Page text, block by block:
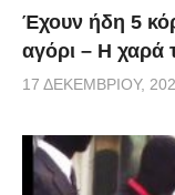
Έχουν ήδη 5
αγόρι – Η χαρά
17 ΔΕΚΕΜΒΡΊΟΥ,